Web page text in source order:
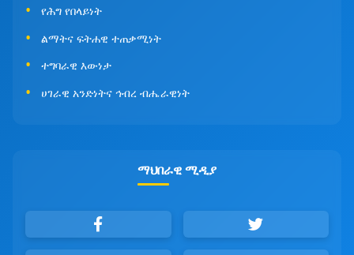
የሕግ የበላይነት
ልማትና ፍትሐዊ ተጠቃሚነት
ተግባራዊ እውነታ
ሀገራዊ አንድነትና ኅብረ ብሔራዊነት
ማህበራዊ ሚዲያ